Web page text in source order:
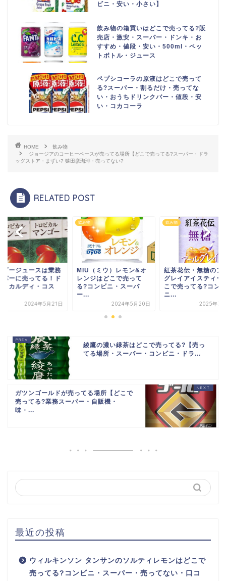
ビニ・安い・小さい】
飲み物の箱買いはどこで売ってる?販
売店・激安・スーパー・ドンキ・お
すすめ・値段・安い・500ml・ペッ
トボトル・ジュース
ペプシコーラの原液はどこで売って
る?スーパー・割るだけ・売ってな
い・おうちドリンクバー・値段・安
い・コカコーラ
HOME
飲み物
ジョージアのコーヒーベースが売ってる場所【どこで売ってる?スーパー・ドラ
ッグストア・まずい? 猿田彦珈琲・売ってない?
RELATED POST
ゴージュースは業務
パーに売ってる！ド
・カルディ・コス
2024年5月21日
飲み物
MIU（ミウ）レモン&オ
レンジはどこで売って
る?コンビニ・スーパ
ー...
2024年5月20日
飲み物
紅茶花伝・無糖のア
グレイアイスティー
こで売ってる?コン
ニ...
2025年3
綾鷹の濃い緑茶はどこで売ってる?【売っ
てる場所・スーパー・コンビニ・ドラ...
ガツンゴールドが売ってる場所【どこで
売ってる?業務スーパー・自販機・
味・...
最近の投稿
ウィルキンソン タンサンのソルティレモンはどこで
売ってる?コンビニ・スーパー・売ってない・口コ